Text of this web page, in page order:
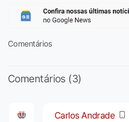
Comentários
Comentários (3)
Carlos Andrade